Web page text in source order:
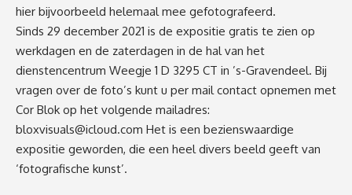
hier bijvoorbeeld helemaal mee gefotografeerd.
Sinds 29 december 2021 is de expositie gratis te zien op
werkdagen en de zaterdagen in de hal van het
dienstencentrum Weegje 1 D 3295 CT in ’s-Gravendeel. Bij
vragen over de foto’s kunt u per mail contact opnemen met
Cor Blok op het volgende mailadres:
bloxvisuals@icloud.com Het is een bezienswaardige
expositie geworden, die een heel divers beeld geeft van
‘fotografische kunst’.